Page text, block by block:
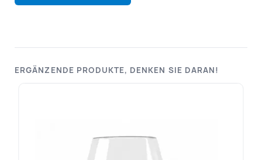
ERGÄNZENDE PRODUKTE, DENKEN SIE DARAN!